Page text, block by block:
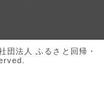
法人 ふるさと回帰・